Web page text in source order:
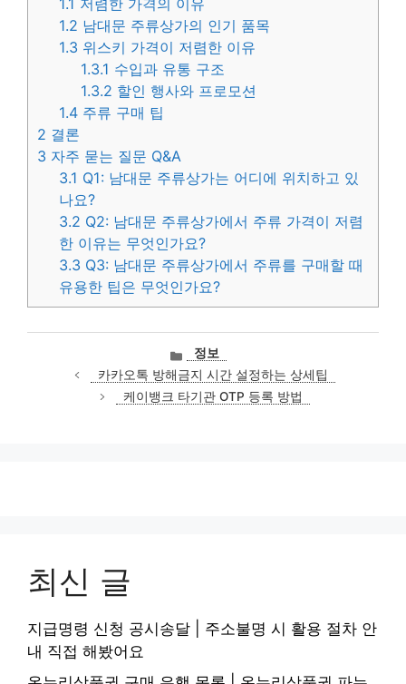
1.1 저렴한 가격의 이유
1.2 남대문 주류상가의 인기 품목
1.3 위스키 가격이 저렴한 이유
1.3.1 수입과 유통 구조
1.3.2 할인 행사와 프로모션
1.4 주류 구매 팁
2 결론
3 자주 묻는 질문 Q&A
3.1 Q1: 남대문 주류상가는 어디에 위치하고 있
나요?
3.2 Q2: 남대문 주류상가에서 주류 가격이 저렴
한 이유는 무엇인가요?
3.3 Q3: 남대문 주류상가에서 주류를 구매할 때
유용한 팁은 무엇인가요?
카
테
고
리
정보
카카오톡 방해금지 시간 설정하는 상세팁
케이뱅크 타기관 OTP 등록 방법
최신 글
지급명령 신청 공시송달 | 주소불명 시 활용 절차 안
내 직접 해봤어요